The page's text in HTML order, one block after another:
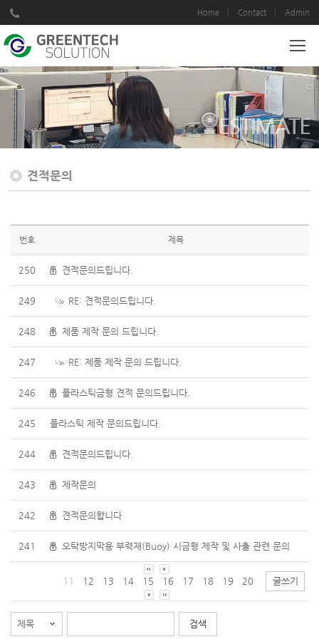
Home Contact Admin
ESTIMATE
견적문의
번호 제목
250 견적문의드립니다.
249 RE: 견적문의드립니다.
248 제품 제작 문의 드립니다.
247 RE: 제품 제작 문의 드립니다.
246 플라스틱금형 견적 문의드립니다.
245 플라스틱 제작 문의드립니다.
244 견적문의드립니다.
243 제작문의
242 견적문의합니다
241 오탁방지막용 부력재(Buoy) 시금형 제작 및 사출 관련 문의
11 12 13 14 15 16 17 18 19 20 글쓰기